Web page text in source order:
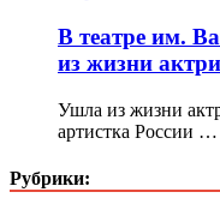
В театре им.
из жизни
Ушла из жизни
артистка России …
Рубрики: